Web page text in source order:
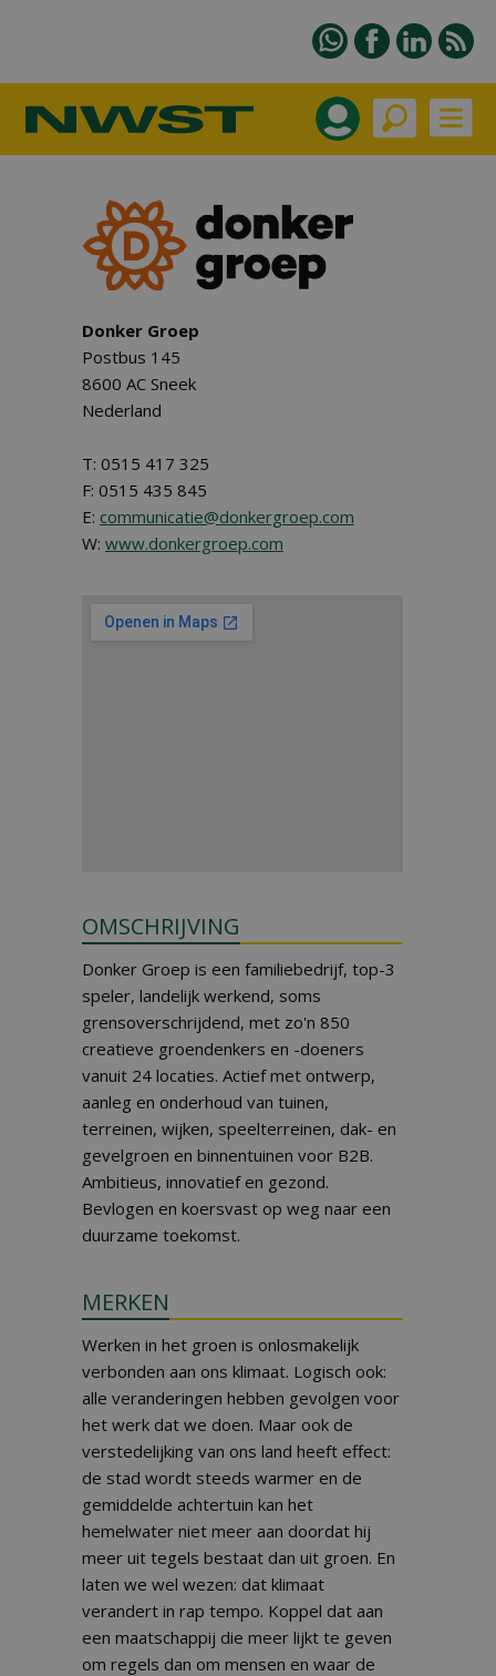
Donker Groep
Postbus 145
8600 AC Sneek
Nederland
T: 0515 417 325
F: 0515 435 845
E: communicatie@donkergroep.com
W: www.donkergroep.com
OMSCHRIJVING
Donker Groep is een familiebedrijf, top-3
speler, landelijk werkend, soms
grensoverschrijdend, met zo'n 850
creatieve groendenkers en -doeners
vanuit 24 locaties. Actief met ontwerp,
aanleg en onderhoud van tuinen,
terreinen, wijken, speelterreinen, dak- en
gevelgroen en binnentuinen voor B2B.
Ambitieus, innovatief en gezond.
Bevlogen en koersvast op weg naar een
duurzame toekomst.
MERKEN
Werken in het groen is onlosmakelijk
verbonden aan ons klimaat. Logisch ook:
alle veranderingen hebben gevolgen voor
het werk dat we doen. Maar ook de
verstedelijking van ons land heeft effect:
de stad wordt steeds warmer en de
gemiddelde achtertuin kan het
hemelwater niet meer aan doordat hij
meer uit tegels bestaat dan uit groen. En
laten we wel wezen: dat klimaat
verandert in rap tempo. Koppel dat aan
een maatschappij die meer lijkt te geven
om regels dan om mensen en waar de